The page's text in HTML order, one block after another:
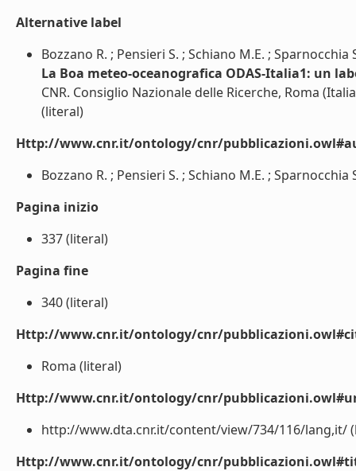
Alternative label
Bozzano R. ; Pensieri S. ; Schiano M.E. ; Sparnocchia
La Boa meteo-oceanografica ODAS-Italia1: un
CNR. Consiglio Nazionale delle Ricerche, Roma
(literal)
Http://www.cnr.it/ontology/cnr/
Bozzano R. ; Pensieri S. ; Schiano M.E. ;
Pagina inizio
337 (literal)
Pagina fine
340 (literal)
Http://www.cnr.it/ontology/cnr/
Roma (literal)
Http://www.cnr.it/ontology/cnr/
http://www.dta.cnr.it/content/view/734/116/lang,it/
Http://www.cnr.it/ontology/cnr/